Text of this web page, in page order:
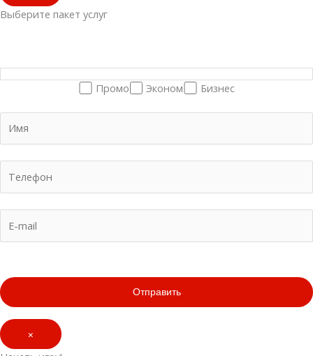
Выберите пакет услуг
Промо Эконом Бизнес
×